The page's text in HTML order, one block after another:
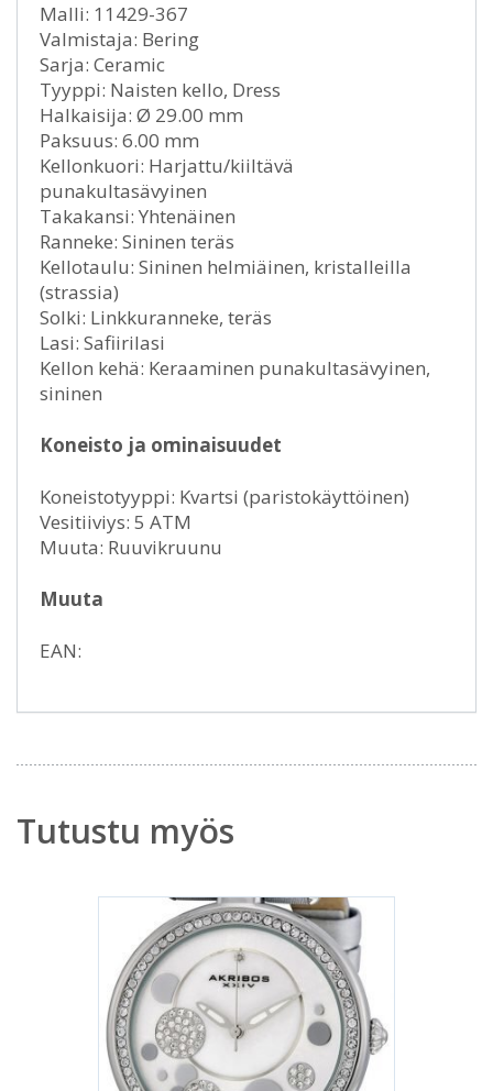
Malli: 11429-367
Valmistaja: Bering
Sarja: Ceramic
Tyyppi: Naisten kello, Dress
Halkaisija: Ø 29.00 mm
Paksuus: 6.00 mm
Kellonkuori: Harjattu/kiiltävä
punakultasävyinen
Takakansi: Yhtenäinen
Ranneke: Sininen teräs
Kellotaulu: Sininen helmiäinen, kristalleilla
(strassia)
Solki: Linkkuranneke, teräs
Lasi: Safiirilasi
Kellon kehä: Keraaminen punakultasävyinen,
sininen
Koneisto ja ominaisuudet
Koneistotyyppi: Kvartsi (paristokäyttöinen)
Vesitiiviys: 5 ATM
Muuta: Ruuvikruunu
Muuta
EAN:
Tutustu myös